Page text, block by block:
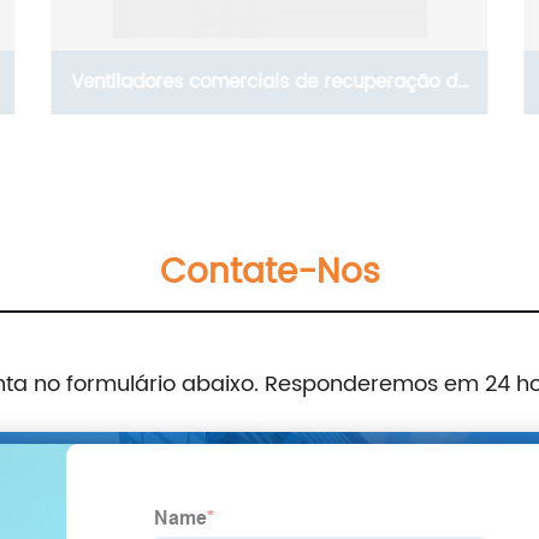
Ventiladores comerciais de recuperação de
Contate-Nos
no formulário abaixo. Responderemos em 24